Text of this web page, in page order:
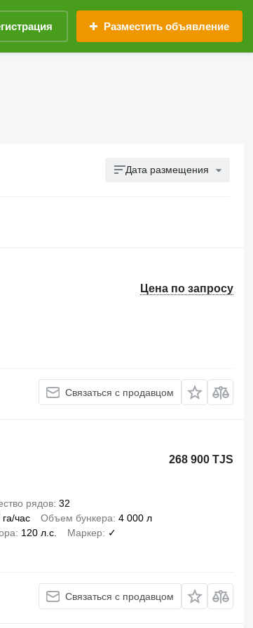
Разместить объявление
Дата размещения
Цена по запросу
Связаться с продавцом
268 900 TJS
рядов 32
га/час Объем бункера 4 000 л
120 л.с. Маркер ✓
Связаться с продавцом